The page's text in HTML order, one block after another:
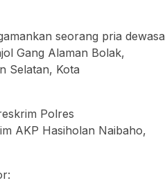
seorang pria dewasa
Gang Alaman Bolak,
Selatan, Kota
Polres
AKP Hasiholan Naibaho,